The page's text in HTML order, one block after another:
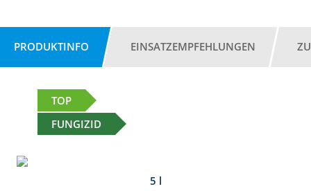
PRODUKTINFO EINSATZEMPFEHLUNGEN
TOP
FUNGIZID
5 l